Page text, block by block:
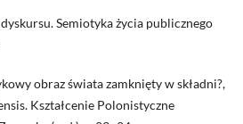
Semiotyka życia publicznego
obraz świata zamknięty w składni?,
Kształcenie Polonistyczne